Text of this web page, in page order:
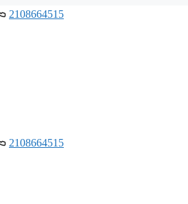
2108664515
2108664515